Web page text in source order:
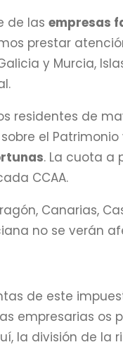
de las empresas
prestar
y Murcia,
residentes de
el
. La cuota a
CCAA.
Canarias,
no se verán
de este
empresarias os
la división de la